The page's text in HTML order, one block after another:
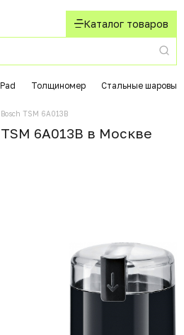
Каталог товаров
Толщиномер Стальные шаровые
TSM 6A013B
6A013B в Москвe